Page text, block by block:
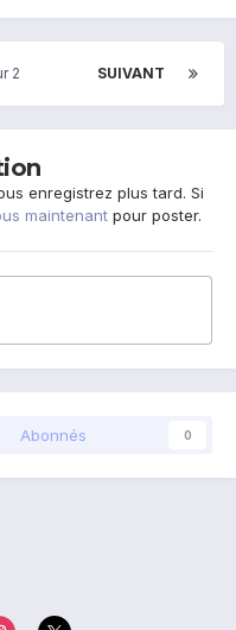
SUIVANT
2
enregistrez plus tard. Si
maintenant pour poster.
Abonnés 0